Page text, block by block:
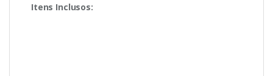
Itens Inclusos: